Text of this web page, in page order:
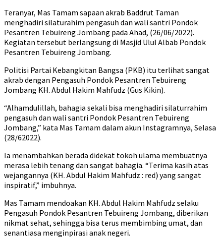
Teranyar, Mas Tamam sapaan akrab Baddrut Taman
menghadiri silaturahim pengasuh dan wali santri Pondok
Pesantren Tebuireng Jombang pada Ahad, (26/06/2022).
Kegiatan tersebut berlangsung di Masjid Ulul Albab Pondok
Pesantren Tebuireng Jombang.
Politisi Partai Kebangkitan Bangsa (PKB) itu terlihat sangat
akrab dengan Pengasuh Pondok Pesantren Tebuireng
Jombang KH. Abdul Hakim Mahfudz (Gus Kikin).
“Alhamdulillah, bahagia sekali bisa menghadiri silaturrahim
pengasuh dan wali santri Pondok Pesantren Tebuireng
Jombang,” kata Mas Tamam dalam akun Instagramnya, Selasa
(28/62022).
Ia menambahkan berada didekat tokoh ulama membuatnya
merasa lebih tenang dan sangat bahagia. “Terima kasih atas
wejangannya (KH. Abdul Hakim Mahfudz : red) yang sangat
inspiratif,” imbuhnya.
Mas Tamam mendoakan KH. Abdul Hakim Mahfudz selaku
Pengasuh Pondok Pesantren Tebuireng Jombang, diberikan
nikmat sehat, sehingga bisa terus membimbing umat, dan
senantiasa menginpirasi anak negeri.